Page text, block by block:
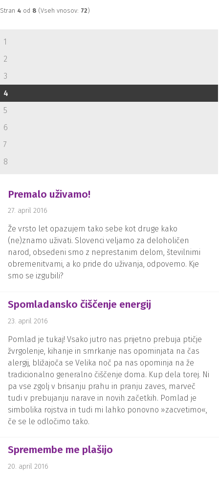
Stran 4 od 8 (Vseh vnosov: 72)
1
2
3
4
5
6
7
8
Premalo uživamo!
27. april 2016
Že vrsto let opazujem tako sebe kot druge kako
(ne)znamo uživati. Slovenci veljamo za deloholičen
narod, obsedeni smo z neprestanim delom, številnimi
obremenitvami, a ko pride do uživanja, odpovemo. Kje
smo se izgubili?
Spomladansko čiščenje energij
23. april 2016
Pomlad je tukaj! Vsako jutro nas prijetno prebuja ptičje
žvrgolenje, kihanje in smrkanje nas opominjata na čas
alergij, bližajoča se Velika noč pa nas opominja na že
tradicionalno generalno čiščenje doma. Kup dela torej. Ni
pa vse zgolj v brisanju prahu in pranju zaves, marveč
tudi v prebujanju narave in novih začetkih. Pomlad je
simbolika rojstva in tudi mi lahko ponovno »zacvetimo«,
če se le odločimo tako.
Spremembe me plašijo
20. april 2016